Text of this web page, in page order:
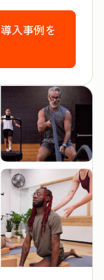
導入事例を